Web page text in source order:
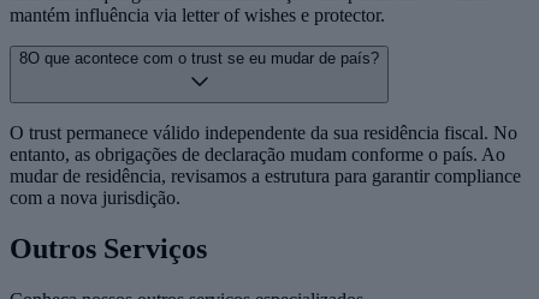
mantém influência via letter of wishes e protector.
8O que acontece com o trust se eu mudar de país?
O trust permanece válido independente da sua residência fiscal. No
entanto, as obrigações de declaração mudam conforme o país. Ao
mudar de residência, revisamos a estrutura para garantir compliance
com a nova jurisdição.
Outros Serviços